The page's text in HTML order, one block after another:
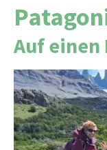
Auf einen
Seit unserer
Reiseberichte
entstanden.